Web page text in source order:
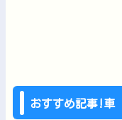
おすすめ記事!車